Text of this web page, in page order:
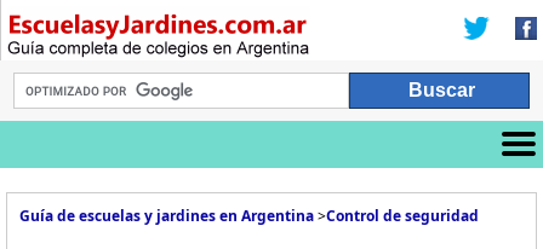
Guía de escuelas y jardines en Argentina>Control de seguridad